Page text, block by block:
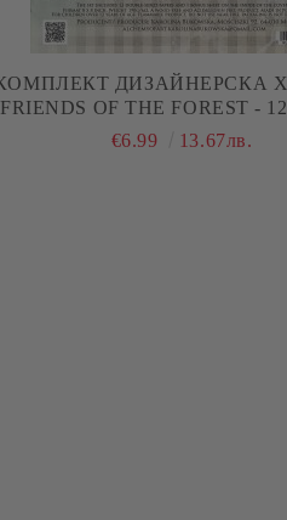
ДИЗАЙНЕРСКА
FRIENDS OF THE FOREST -
€6.99
13.67лв.